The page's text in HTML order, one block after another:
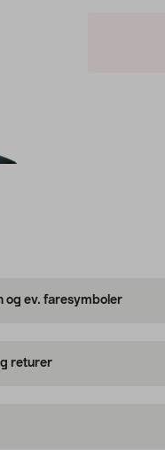
og ev. faresymboler
returer